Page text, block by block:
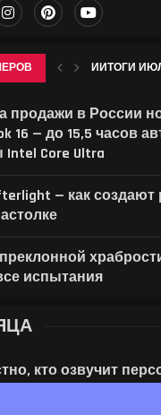
ИИТОГИ
продажи в России
16 — до 15,5 часов
Core Ultra
— как
испытания
кто озвучит